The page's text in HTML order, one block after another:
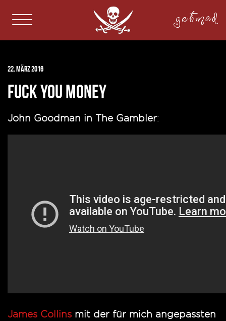
getmad
22. März 2016
Fuck You Money
John Goodman in The Gambler:
James Collins mit der für mich angepassten